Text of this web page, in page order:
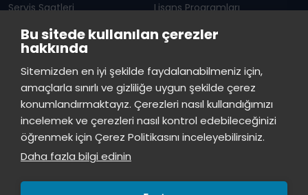
Bu sitede kullanılan çerezler
hakkında
Sitemizden en iyi şekilde faydalanabilmeniz için,
amaçlarla sınırlı ve gizliliğe uygun şekilde çerez
konumlandırmaktayız. Çerezleri nasıl kullandığımızı
incelemek ve çerezleri nasıl kontrol edebileceğinizi
öğrenmek için Çerez Politikasını inceleyebilirsiniz.
Daha fazla bilgi edinin
Servis Saatleri
Duyurular
Lisans Programları
Lisansüstü
İSTİNYE
Basın
Kiti
İhaleler İstinye Post Kampüslerimiz
çevrimiçi
İstinye Üniversitesi
Merhaba! Size nasıl yardımcı
olabilirim?